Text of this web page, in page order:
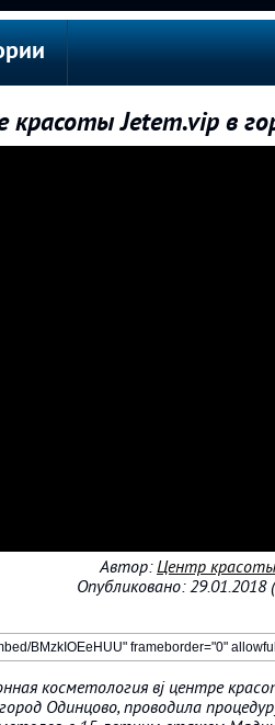
красоты Jetem.vip в
Автор:Центр красоты
Опубликовано: 29.01.2018
косметология вj центре
Одинцово, проводила